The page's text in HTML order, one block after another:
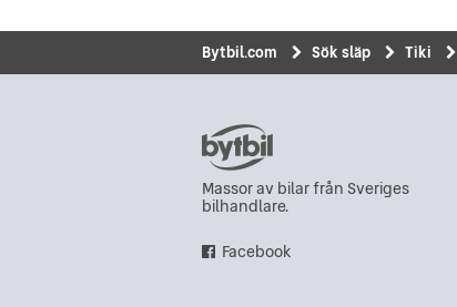
Bytbil.com Sök släp Tiki
Massor av bilar från Sveriges
bilhandlare.
Facebook